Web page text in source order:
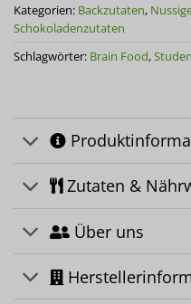
Kategorien: Backzutaten,
Schokoladenzutaten
Schlagwörter: Brain Food,
Zutaten &
Über uns